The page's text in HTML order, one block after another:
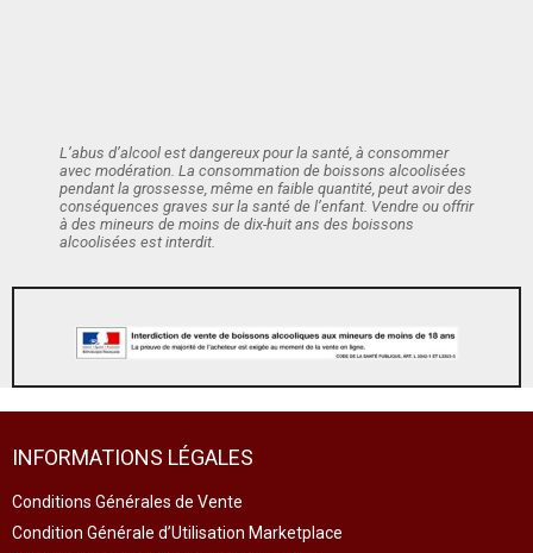
L’abus d’alcool est dangereux pour la santé, à consommer
avec modération. La consommation de boissons alcoolisées
pendant la grossesse, même en faible quantité, peut avoir des
conséquences graves sur la santé de l’enfant. Vendre ou offrir
à des mineurs de moins de dix-huit ans des boissons
alcoolisées est interdit.
INFORMATIONS LÉGALES
Conditions Générales de Vente
Condition Générale d’Utilisation Marketplace